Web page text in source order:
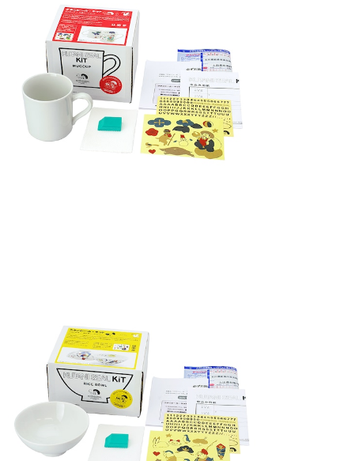
クタニシール・キット マグカップ 大黒シールキット
¥6,050
クタニシール・キット ごはん茶碗 恵比寿シールキッ
ト
¥5,390